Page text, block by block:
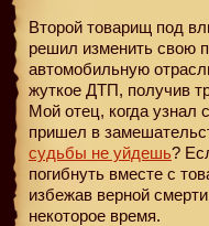
Второй товарищ под
решил изменить свою
автомобильную
жуткое ДТП, получив
Мой отец, когда узнал
пришел в
судьбы не уйдешь?
погибнуть вместе с
избежав верной
некоторое время.